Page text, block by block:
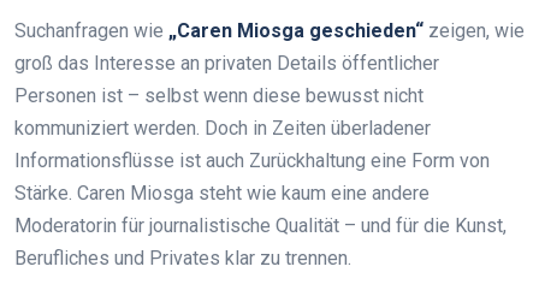
Suchanfragen wie „Caren Miosga geschieden“ zeigen, wie
groß das Interesse an privaten Details öffentlicher
Personen ist – selbst wenn diese bewusst nicht
kommuniziert werden. Doch in Zeiten überladener
Informationsflüsse ist auch Zurückhaltung eine Form von
Stärke. Caren Miosga steht wie kaum eine andere
Moderatorin für journalistische Qualität – und für die Kunst,
Berufliches und Privates klar zu trennen.